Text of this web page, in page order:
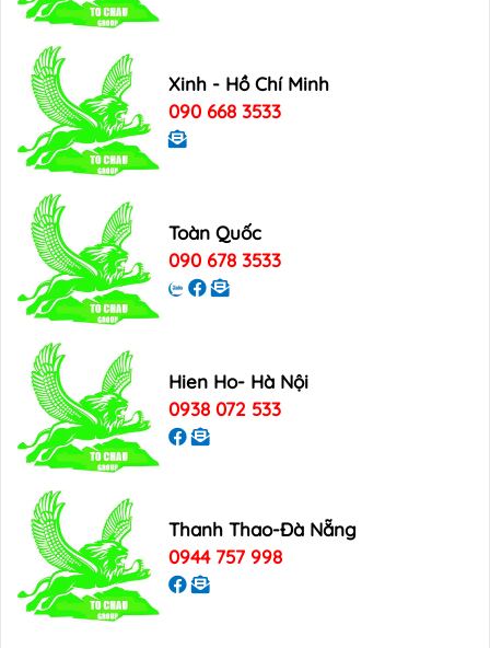
Xinh - Hồ Chí Minh
090 668 3533
Toàn Quốc
090 678 3533
Hien Ho- Hà Nội
0938 072 533
Thanh Thao-Đà Nẵng
0944 757 998